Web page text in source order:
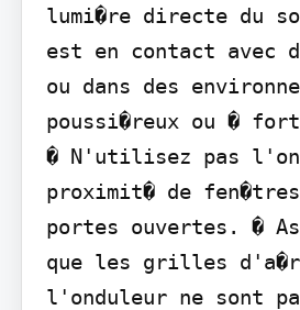
lumi�re directe du
est en contact avec
ou dans des
poussi�reux ou �
� N'utilisez pas
proximit� de
portes ouvertes. �
que les grilles
l'onduleur ne sont